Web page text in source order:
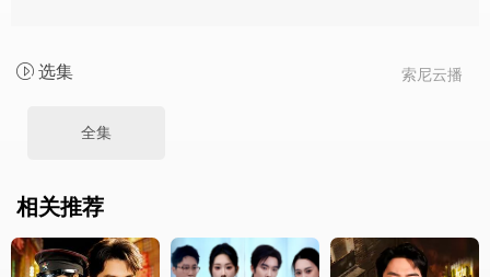
索尼云播
选集
全集
相关推荐